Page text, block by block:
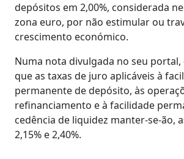
depósitos em 2,00%, considerada
zona euro, por não estimular ou
crescimento económico.
Numa nota divulgada no seu portal,
que as taxas de juro aplicáveis à
permanente de depósito, às
refinanciamento e à facilidade
cedência de liquidez manter-se-ão,
2,15% e 2,40%.